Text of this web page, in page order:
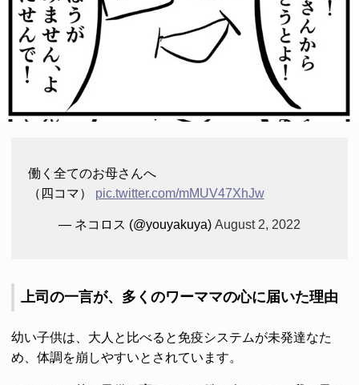
働く全てのお母さんへ
（四コマ） pic.twitter.com/mMUV47XhJw
— ネコロス (@youyakuya) August 2, 2022
上司の一言が、多くのワーママの心に届いた理由
幼い子供は、大人と比べると免疫システムが未発達なた
め、体調を崩しやすいとされています。